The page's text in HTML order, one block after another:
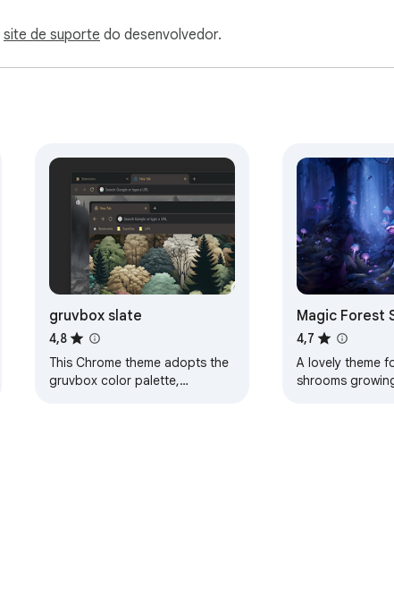
site de suporte do desenvolvedor.
gruvbox slate
4,8
This Chrome theme adopts the
gruvbox color palette,
Magic Forest
4,7
A lovely theme
shrooms